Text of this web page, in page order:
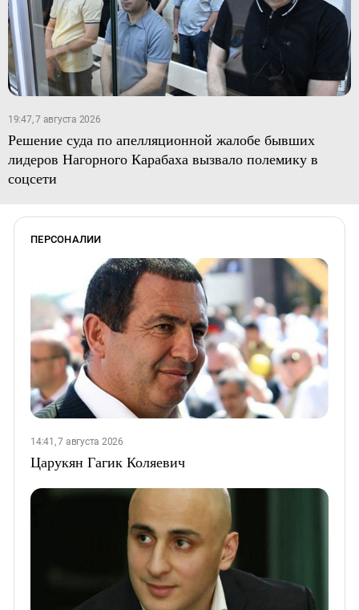
19:47, 7 августа 2026
Решение суда по апелляционной жалобе бывших
лидеров Нагорного Карабаха вызвало полемику в
соцсети
ПЕРСОНАЛИИ
14:41, 7 августа 2026
Царукян Гагик Коляевич